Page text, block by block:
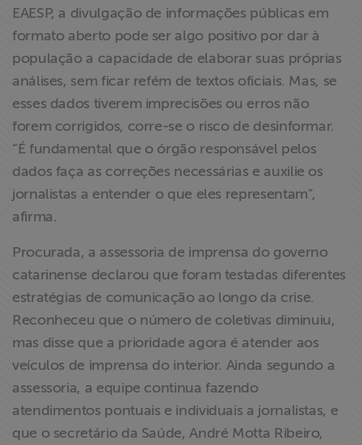
EAESP, a divulgação de informações públicas em
formato aberto pode ser algo positivo por dar à
população a capacidade de elaborar suas próprias
análises, sem ficar refém de textos oficiais. Mas, se
esses dados tiverem imprecisões ou erros não
forem corrigidos, corre-se o risco de desinformar.
“É fundamental que o órgão responsável pelos
dados faça as correções necessárias e auxilie os
jornalistas a entender o que eles representam”,
afirma.
Procurada, a assessoria de imprensa do governo
catarinense declarou que foram testadas diferentes
estratégias de comunicação ao longo da crise.
Reconheceu que o número de coletivas diminuiu,
mas disse que a prioridade agora é atender aos
veículos de imprensa do interior. Ainda segundo a
assessoria, a equipe continua fazendo
atendimentos pontuais e individuais a jornalistas, e
que o secretário da Saúde, André Motta Ribeiro,